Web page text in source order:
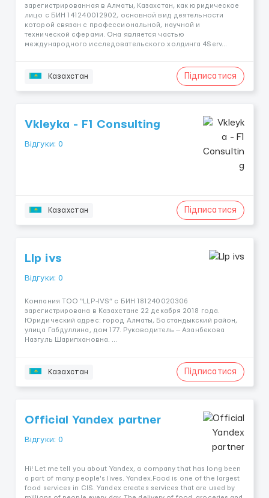
зарегистрированная в Алматы, Казахстан, как юридическое
лицо с БИН 141240012902, основной вид деятельности
которой связан с профессиональной, научной и
технической сферами. Она является частью
международного исследовательского холдинга 4Serv...
Казахстан Підписатися
Vkleyka - F1 Consulting
Відгуки: 0
Казахстан Підписатися
Llp ivs
Відгуки: 0
Компания ТОО “LLP-IVS” с БИН 181240020306
зарегистрирована в Казахстане 22 декабря 2018 года.
Юридический адрес: город Алматы, Бостандыкский район,
улица Габдуллина, дом 177. Руководитель — Азанбекова
Назгуль Шарипхановна. ...
Казахстан Підписатися
Official Yandex partner
Відгуки: 0
Hi! Let me tell you about Yandex, a company that has long been
a part of many people's lives. Yandex.Food is one of the largest
food services in CIS. Yandex creates services that are used by